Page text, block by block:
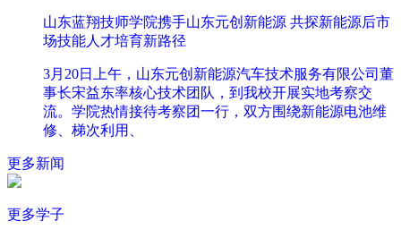
山东蓝翔技师学院携手山东元创新能源 共探新能源后市
场技能人才培育新路径
3月20日上午，山东元创新能源汽车技术服务有限公司董
事长宋益东率核心技术团队，到我校开展实地考察交
流。学院热情接待考察团一行，双方围绕新能源电池维
修、梯次利用、
更多新闻
更多学子